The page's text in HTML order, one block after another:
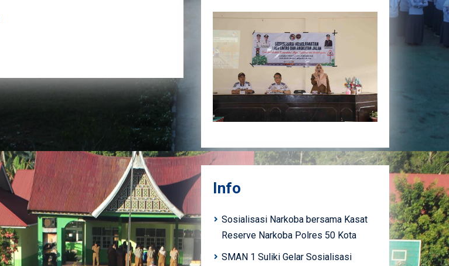
Info
Sosialisasi Narkoba bersama Kasat
Reserve Narkoba Polres 50 Kota
SMAN 1 Suliki Gelar Sosialisasi